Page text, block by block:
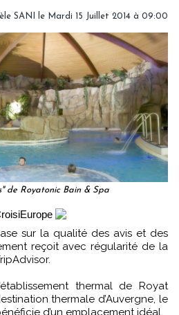
SANI le Mardi 15 Juillet 2014 à 09:00
de Royatonic Bain & Spa
reçoit avec régularité de la
thermal de Royat
thermale d’Auvergne, le
d’un emplacement idéal.